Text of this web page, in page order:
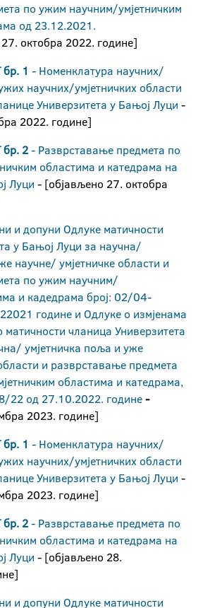
по ужим научним/умјетничким
од 23.12.2021.
октобра 2022. године]
1 - Номенклатура научних/
научних/умјетничких области
Универзитета у Бањој Луци -
2022. године]
2- Разврставање предмета по
областима и катедрамa на
Луци - [објављено 27. октобра
и допуни Одлуке матичности
у Бањој Луци за научна/
научне/ умјетничке области и
по ужим научним/
и кадедрама број: 02/04-
године и Одлуке о измјенама
чланица Универзитета
умјетничка поља и уже
и разврставање предмета
областима и катедрама,
22 од 27.10.2022. године-
2023. године]
1 - Номенклатура научних/
научних/умјетничких области
Универзитета у Бањој Луци -
2023. године]
2- Разврставање предмета по
областима и катедрамa на
Луци - [објављено 28.
и допуни Одлуке матичности